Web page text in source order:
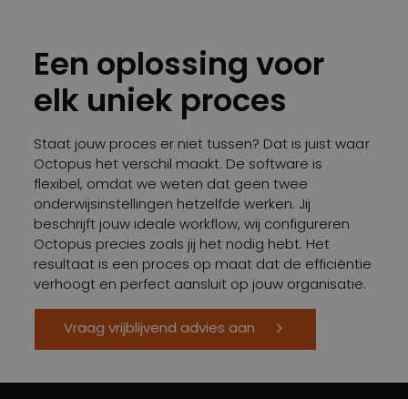
Een oplossing voor
elk uniek proces
Staat jouw proces er niet tussen? Dat is juist waar
Octopus het verschil maakt. De software is
flexibel, omdat we weten dat geen twee
onderwijsinstellingen hetzelfde werken. Jij
beschrijft jouw ideale workflow, wij configureren
Octopus precies zoals jij het nodig hebt. Het
resultaat is een proces op maat dat de efficiëntie
verhoogt en perfect aansluit op jouw organisatie.
Vraag vrijblijvend advies aan